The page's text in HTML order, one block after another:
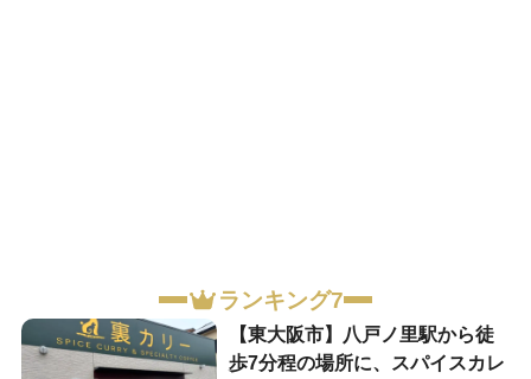
ランキング7
【東大阪市】八戸ノ里駅から徒
歩7分程の場所に、スパイスカレ